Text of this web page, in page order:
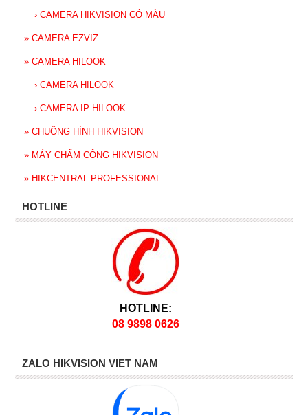
› CAMERA HIKVISION CÓ MÀU
» CAMERA EZVIZ
» CAMERA HILOOK
› CAMERA HILOOK
› CAMERA IP HILOOK
» CHUÔNG HÌNH HIKVISION
» MÁY CHẤM CÔNG HIKVISION
» HIKCENTRAL PROFESSIONAL
HOTLINE
HOTLINE:
08 9898 0626
ZALO HIKVISION VIET NAM